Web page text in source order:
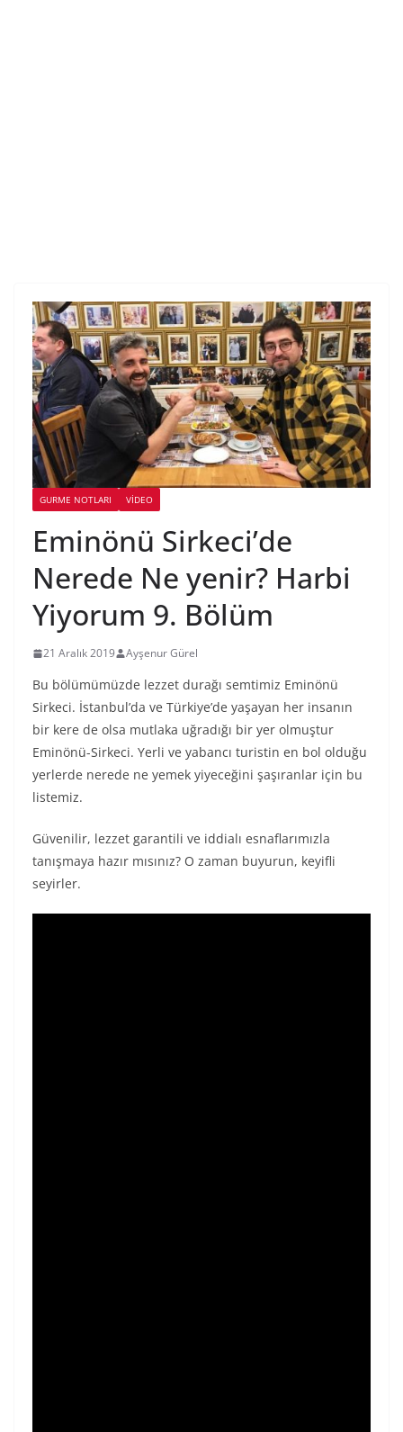
GURME NOTLARI VIDEO
Eminönü Sirkeci’de
Nerede Ne yenir? Harbi
Yiyorum 9. Bölüm
21 Aralık 2019 Ayşenur Gürel
Bu bölümümüzde lezzet durağı semtimiz Eminönü
Sirkeci. İstanbul’da ve Türkiye’de yaşayan her insanın
bir kere de olsa mutlaka uğradığı bir yer olmuştur
Eminönü-Sirkeci. Yerli ve yabancı turistin en bol olduğu
yerlerde nerede ne yemek yiyeceğini şaşıranlar için bu
listemiz.
Güvenilir, lezzet garantili ve iddialı esnaflarımızla
tanışmaya hazır mısınız? O zaman buyurun, keyifli
seyirler.